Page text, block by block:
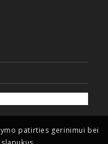
patirties gerinimui bei